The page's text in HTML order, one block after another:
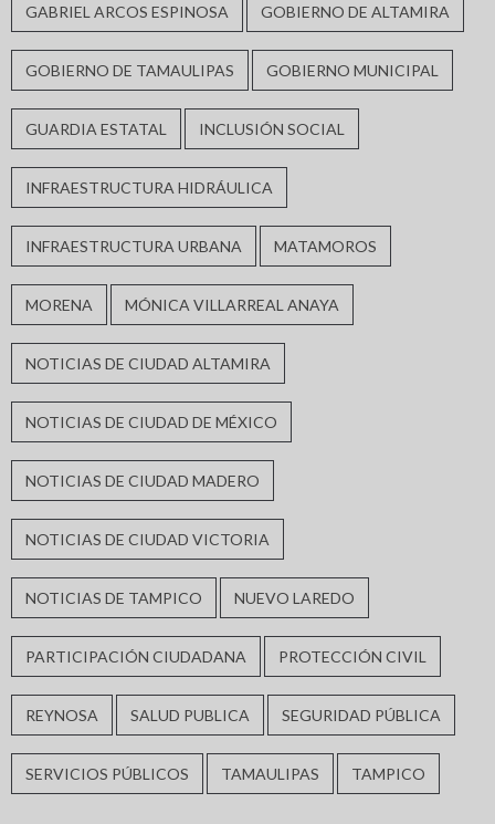
GABRIEL ARCOS ESPINOSA GOBIERNO DE ALTAMIRA
GOBIERNO DE TAMAULIPAS GOBIERNO MUNICIPAL
GUARDIA ESTATAL INCLUSIÓN SOCIAL
INFRAESTRUCTURA HIDRÁULICA
INFRAESTRUCTURA URBANA MATAMOROS
MORENA MÓNICA VILLARREAL ANAYA
NOTICIAS DE CIUDAD ALTAMIRA
NOTICIAS DE CIUDAD DE MÉXICO
NOTICIAS DE CIUDAD MADERO
NOTICIAS DE CIUDAD VICTORIA
NOTICIAS DE TAMPICO NUEVO LAREDO
PARTICIPACIÓN CIUDADANA PROTECCIÓN CIVIL
REYNOSA SALUD PUBLICA SEGURIDAD PÚBLICA
SERVICIOS PÚBLICOS TAMAULIPAS TAMPICO